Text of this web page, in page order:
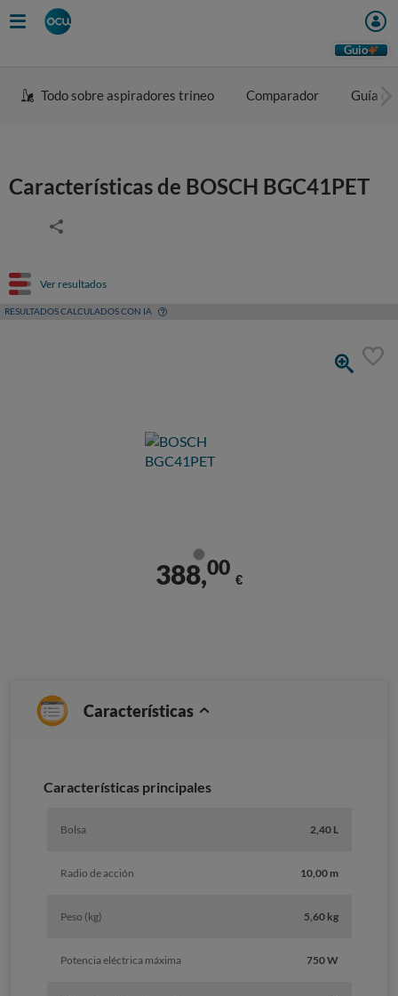
Guio
Todo sobre aspiradores trineo Comparador Guía
Características de BOSCH BGC41PET
Ver resultados
RESULTADOS CALCULADOS CON IA
388,00
€
Características
Características principales
Bolsa 2,40 L
Radio de acción 10,00 m
Peso (kg) 5,60 kg
Potencia eléctrica máxima 750 W